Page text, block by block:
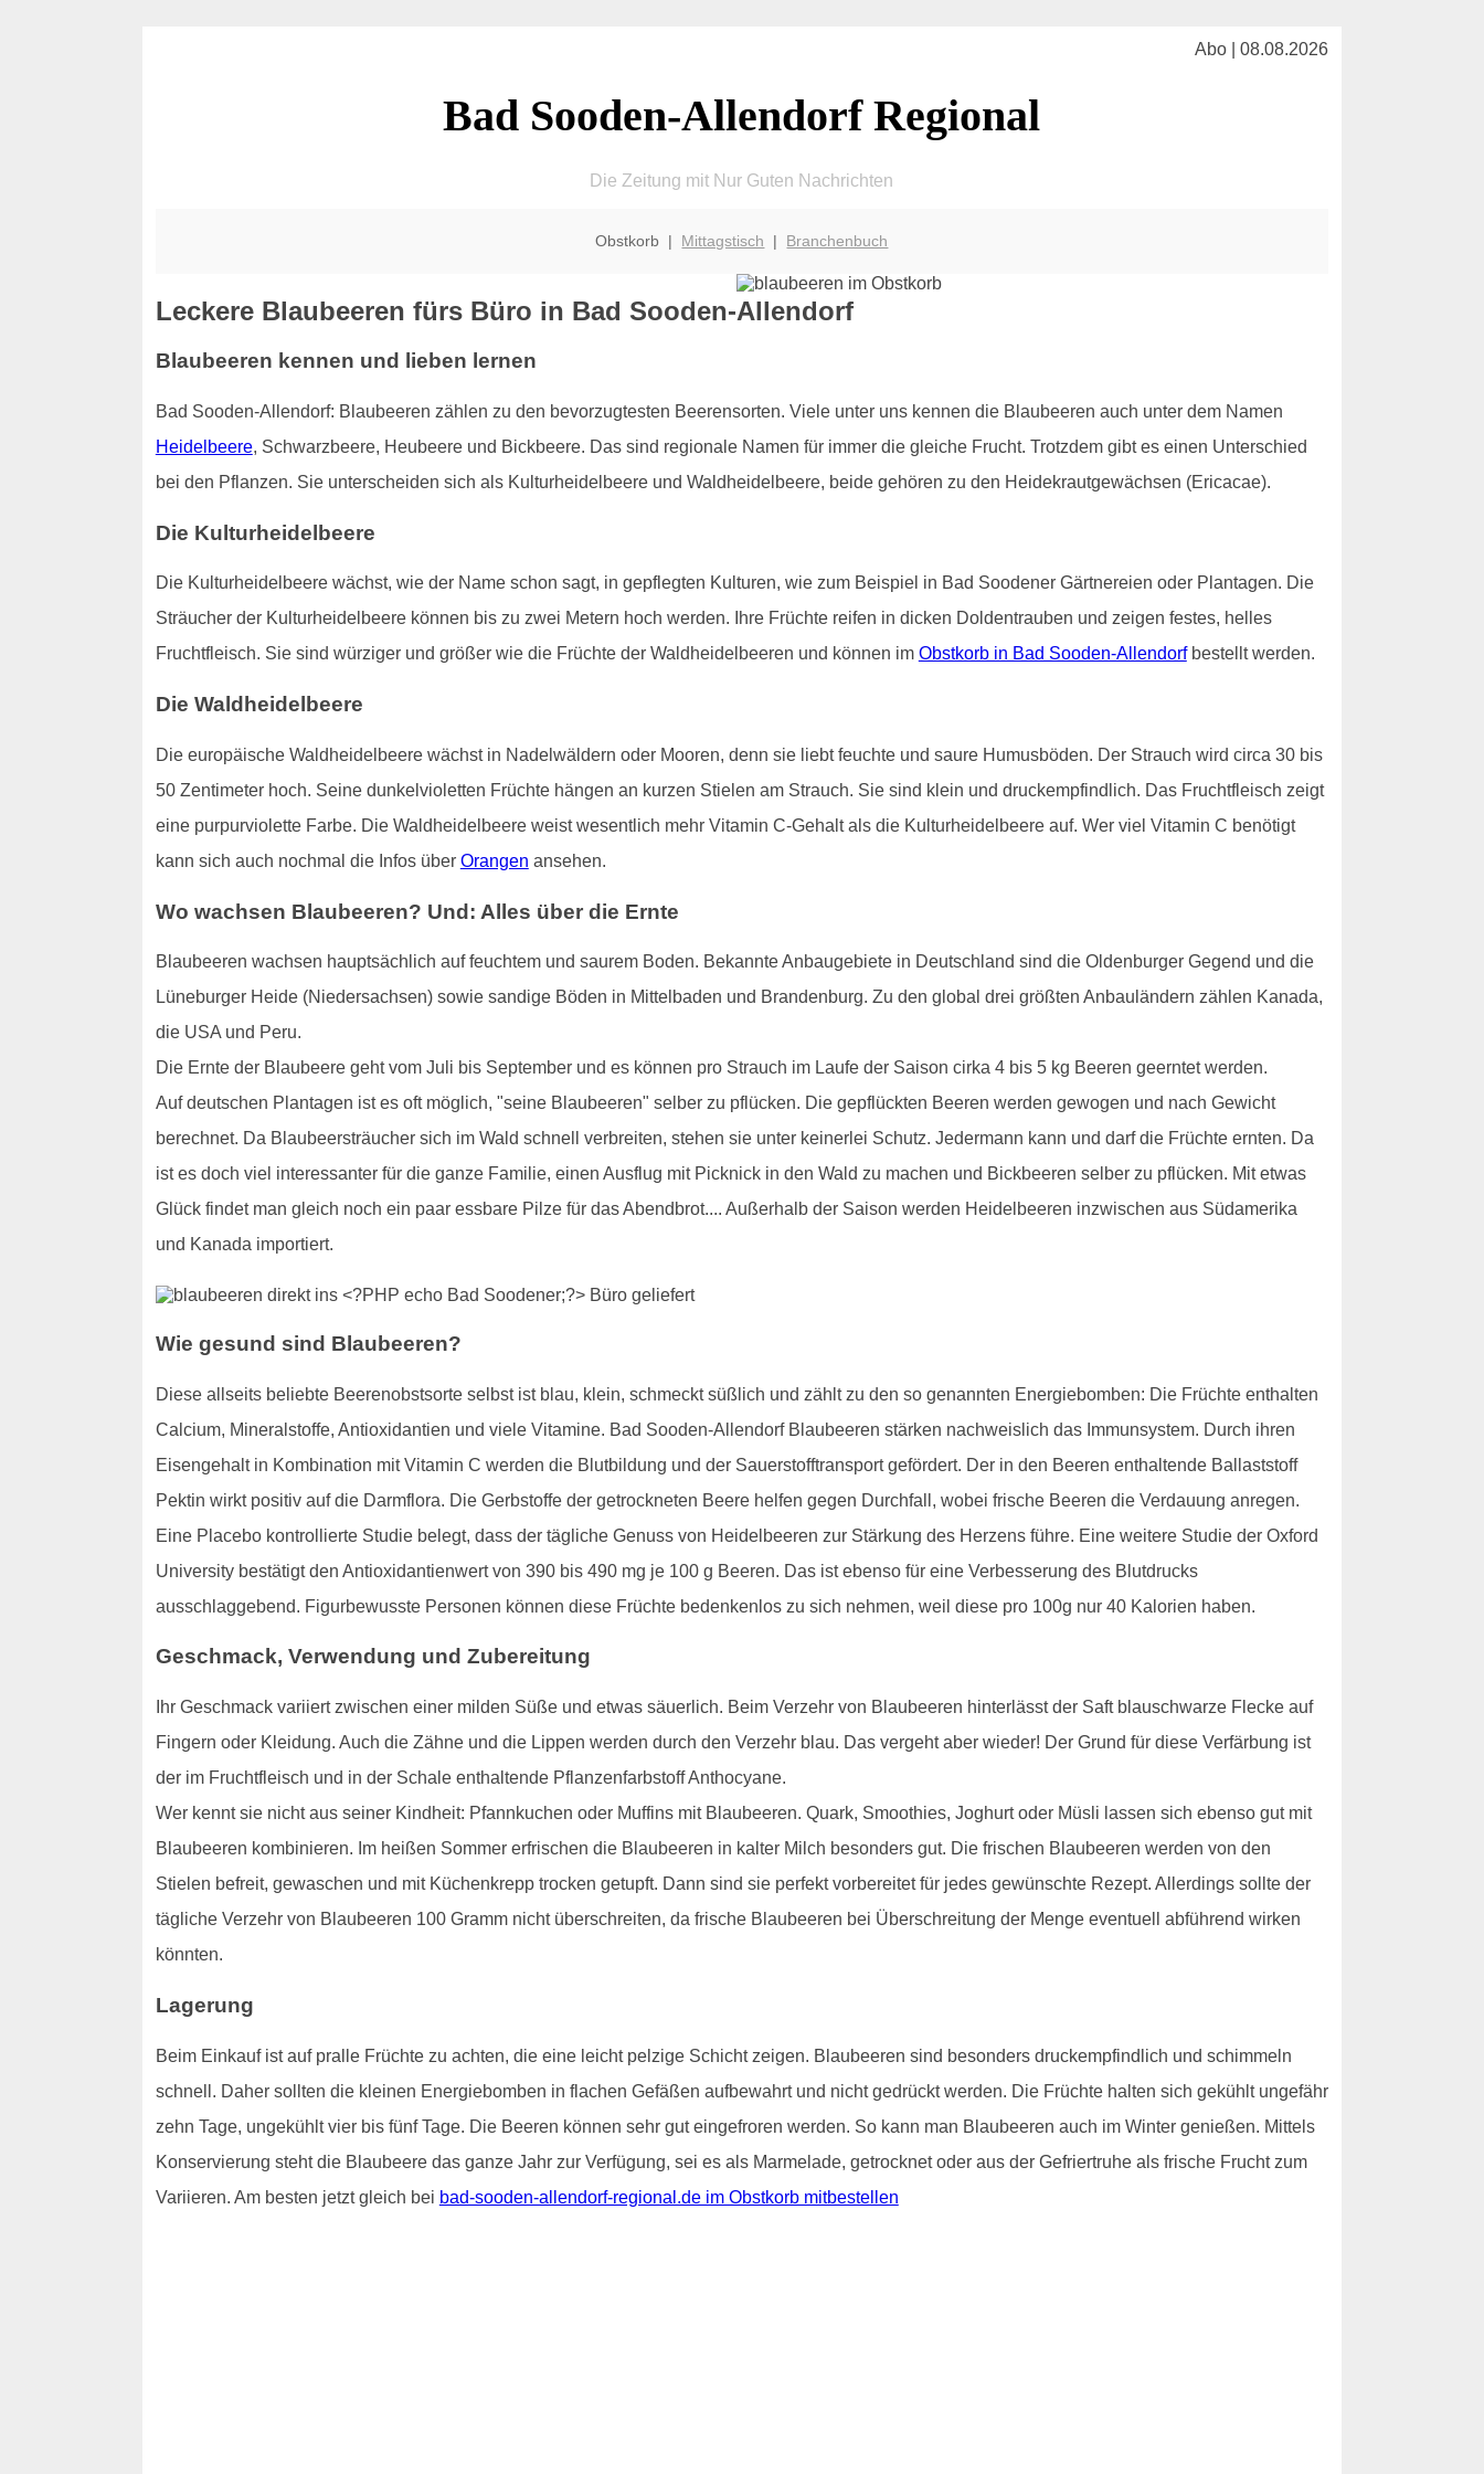
Abo | 08.08.2026
Bad Sooden-Allendorf Regional
Die Zeitung mit Nur Guten Nachrichten
Obstkorb | Mittagstisch | Branchenbuch
Leckere Blaubeeren fürs Büro in Bad Sooden-Allendorf
Blaubeeren kennen und lieben lernen
Bad Sooden-Allendorf: Blaubeeren zählen zu den bevorzugtesten Beerensorten. Viele unter uns kennen die Blaubeeren auch unter dem Namen
Heidelbeere, Schwarzbeere, Heubeere und Bickbeere. Das sind regionale Namen für immer die gleiche Frucht. Trotzdem gibt es einen Unterschied
bei den Pflanzen. Sie unterscheiden sich als Kulturheidelbeere und Waldheidelbeere, beide gehören zu den Heidekrautgewächsen (Ericacae).
Die Kulturheidelbeere
Die Kulturheidelbeere wächst, wie der Name schon sagt, in gepflegten Kulturen, wie zum Beispiel in Bad Soodener Gärtnereien oder Plantagen. Die
Sträucher der Kulturheidelbeere können bis zu zwei Metern hoch werden. Ihre Früchte reifen in dicken Doldentrauben und zeigen festes, helles
Fruchtfleisch. Sie sind würziger und größer wie die Früchte der Waldheidelbeeren und können im Obstkorb in Bad Sooden-Allendorfbestellt werden.
Die Waldheidelbeere
Die europäische Waldheidelbeere wächst in Nadelwäldern oder Mooren, denn sie liebt feuchte und saure Humusböden. Der Strauch wird circa 30 bis
50 Zentimeter hoch. Seine dunkelvioletten Früchte hängen an kurzen Stielen am Strauch. Sie sind klein und druckempfindlich. Das Fruchtfleisch zeigt
eine purpurviolette Farbe. Die Waldheidelbeere weist wesentlich mehr Vitamin C-Gehalt als die Kulturheidelbeere auf. Wer viel Vitamin C benötigt
kann sich auch nochmal die Infos über Orangen ansehen.
Wo wachsen Blaubeeren? Und: Alles über die Ernte
Blaubeeren wachsen hauptsächlich auf feuchtem und saurem Boden. Bekannte Anbaugebiete in Deutschland sind die Oldenburger Gegend und die
Lüneburger Heide (Niedersachsen) sowie sandige Böden in Mittelbaden und Brandenburg. Zu den global drei größten Anbauländern zählen Kanada,
die USA und Peru.
Die Ernte der Blaubeere geht vom Juli bis September und es können pro Strauch im Laufe der Saison cirka 4 bis 5 kg Beeren geerntet werden.
Auf deutschen Plantagen ist es oft möglich, "seine Blaubeeren" selber zu pflücken. Die gepflückten Beeren werden gewogen und nach Gewicht
berechnet. Da Blaubeersträucher sich im Wald schnell verbreiten, stehen sie unter keinerlei Schutz. Jedermann kann und darf die Früchte ernten. Da
ist es doch viel interessanter für die ganze Familie, einen Ausflug mit Picknick in den Wald zu machen und Bickbeeren selber zu pflücken. Mit etwas
Glück findet man gleich noch ein paar essbare Pilze für das Abendbrot.... Außerhalb der Saison werden Heidelbeeren inzwischen aus Südamerika
und Kanada importiert.
Wie gesund sind Blaubeeren?
Diese allseits beliebte Beerenobstsorte selbst ist blau, klein, schmeckt süßlich und zählt zu den so genannten Energiebomben: Die Früchte enthalten
Calcium, Mineralstoffe, Antioxidantien und viele Vitamine. Bad Sooden-Allendorf Blaubeeren stärken nachweislich das Immunsystem. Durch ihren
Eisengehalt in Kombination mit Vitamin C werden die Blutbildung und der Sauerstofftransport gefördert. Der in den Beeren enthaltende Ballaststoff
Pektin wirkt positiv auf die Darmflora. Die Gerbstoffe der getrockneten Beere helfen gegen Durchfall, wobei frische Beeren die Verdauung anregen.
Eine Placebo kontrollierte Studie belegt, dass der tägliche Genuss von Heidelbeeren zur Stärkung des Herzens führe. Eine weitere Studie der Oxford
University bestätigt den Antioxidantienwert von 390 bis 490 mg je 100 g Beeren. Das ist ebenso für eine Verbesserung des Blutdrucks
ausschlaggebend. Figurbewusste Personen können diese Früchte bedenkenlos zu sich nehmen, weil diese pro 100g nur 40 Kalorien haben.
Geschmack, Verwendung und Zubereitung
Ihr Geschmack variiert zwischen einer milden Süße und etwas säuerlich. Beim Verzehr von Blaubeeren hinterlässt der Saft blauschwarze Flecke auf
Fingern oder Kleidung. Auch die Zähne und die Lippen werden durch den Verzehr blau. Das vergeht aber wieder! Der Grund für diese Verfärbung ist
der im Fruchtfleisch und in der Schale enthaltende Pflanzenfarbstoff Anthocyane.
Wer kennt sie nicht aus seiner Kindheit: Pfannkuchen oder Muffins mit Blaubeeren. Quark, Smoothies, Joghurt oder Müsli lassen sich ebenso gut mit
Blaubeeren kombinieren. Im heißen Sommer erfrischen die Blaubeeren in kalter Milch besonders gut. Die frischen Blaubeeren werden von den
Stielen befreit, gewaschen und mit Küchenkrepp trocken getupft. Dann sind sie perfekt vorbereitet für jedes gewünschte Rezept. Allerdings sollte der
tägliche Verzehr von Blaubeeren 100 Gramm nicht überschreiten, da frische Blaubeeren bei Überschreitung der Menge eventuell abführend wirken
könnten.
Lagerung
Beim Einkauf ist auf pralle Früchte zu achten, die eine leicht pelzige Schicht zeigen. Blaubeeren sind besonders druckempfindlich und schimmeln
schnell. Daher sollten die kleinen Energiebomben in flachen Gefäßen aufbewahrt und nicht gedrückt werden. Die Früchte halten sich gekühlt ungefähr
zehn Tage, ungekühlt vier bis fünf Tage. Die Beeren können sehr gut eingefroren werden. So kann man Blaubeeren auch im Winter genießen. Mittels
Konservierung steht die Blaubeere das ganze Jahr zur Verfügung, sei es als Marmelade, getrocknet oder aus der Gefriertruhe als frische Frucht zum
Variieren. Am besten jetzt gleich bei bad-sooden-allendorf-regional.de im Obstkorb mitbestellen